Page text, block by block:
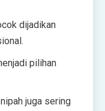
dijadikan
pilihan
juga sering